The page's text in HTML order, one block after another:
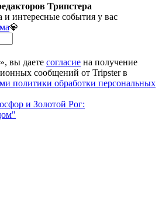
Трипстера
и интересные события у вас
💎
вы даете согласие на получение
сообщений от Tripster в
политики обработки персональных